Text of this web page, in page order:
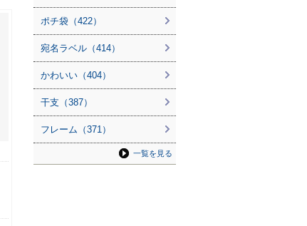
ポチ袋（422）
宛名ラベル（414）
かわいい（404）
干支（387）
フレーム（371）
一覧を見る